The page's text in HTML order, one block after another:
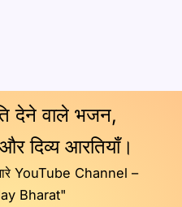
देने वाले भजन,
दिव्य आरतियाँ।
YouTube Channel –
Bharat"